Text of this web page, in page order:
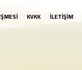
KVKK İLETİŞİM